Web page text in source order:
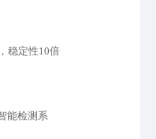
稳定性10倍
能检测系